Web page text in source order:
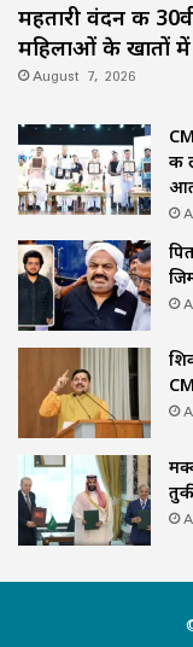
महतारी वंदन की
महिलाओं के खातों में
August 7, 2026
की